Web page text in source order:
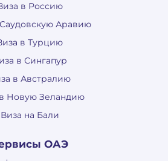
в Россию
Аравию
в Турцию
в Сингапур
в Австралию
Новую Зеландию
Виза на Бали
ОАЭ